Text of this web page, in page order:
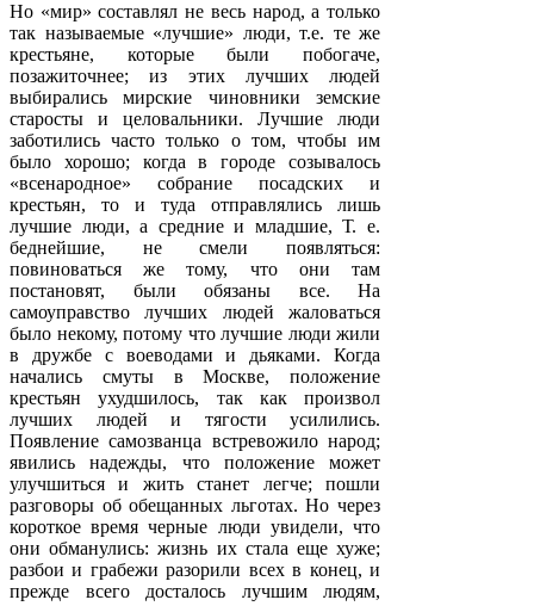
Но «мир» составлял не весь народ, а только
так называемые «лучшие» люди, т.е. те же
крестьяне, которые были побогаче,
позажиточнее; из этих лучших людей
выбирались мирские чиновники земские
старосты и целовальники. Лучшие люди
заботились часто только о том, чтобы им
было хорошо; когда в городе созывалось
«всенародное» собрание посадских и
крестьян, то и туда отправлялись лишь
лучшие люди, а средние и младшие, Т. е.
беднейшие, не смели появляться:
повиноваться же тому, что они там
постановят, были обязаны все. На
самоуправство лучших людей жаловаться
было некому, потому что лучшие люди жили
в дружбе с воеводами и дьяками. Когда
начались смуты в Москве, положение
крестьян ухудшилось, так как произвол
лучших людей и тягости усилились.
Появление самозванца встревожило народ;
явились надежды, что положение может
улучшиться и жить станет легче; пошли
разговоры об обещанных льготах. Но через
короткое время черные люди увидели, что
они обманулись: жизнь их стала еще хуже;
разбои и грабежи разорили всех в конец, и
прежде всего досталось лучшим людям,